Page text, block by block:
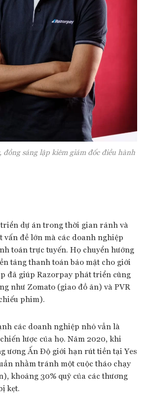
đồng sáng lập kiêm giám đốc điều hành
dự án trong thời gian rảnh và
vấn đề lớn mà các doanh nghiệp
toán trực tuyến. Họ chuyển hướng
tảng thanh toán bảo mật cho giới
đã giúp Razorpay phát triển cùng
như Zomato (giao đồ ăn) và PVR
phim).
các doanh nghiệp nhỏ vẫn là
lược của họ. Năm 2020, khi
ương Ấn Độ giới hạn rút tiền tại Yes
nhằm tránh một cuộc tháo chạy
khoảng 30% quỹ của các thương
kẹt.